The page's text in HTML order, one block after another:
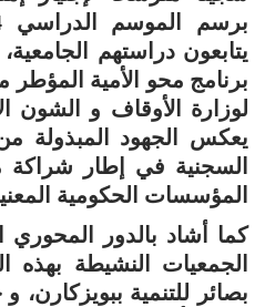
برنامج محو الأمية المؤطر
لوزارة الأوقاف و الشون
يعكس الجهود
السجنية في إطار شراكة
المؤسسات الحكومية
كما أشاد بالدور
الجمعيات النشيطة
بصائر للتنمية ببويزكارن،